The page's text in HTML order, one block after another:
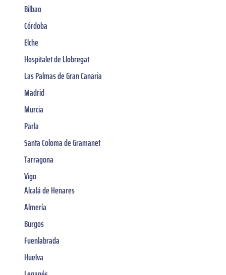
Bilbao
Córdoba
Elche
Hospitalet de Llobregat
Las Palmas de Gran Canaria
Madrid
Murcia
Parla
Santa Coloma de Gramanet
Tarragona
Vigo
Alcalá de Henares
Almería
Burgos
Fuenlabrada
Huelva